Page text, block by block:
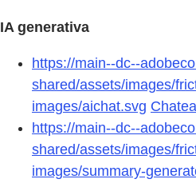
IA generativa
https://main--dc--
shared/assets/images/
images/aichat.svg
https://main--dc--
shared/assets/images/
images/summary-